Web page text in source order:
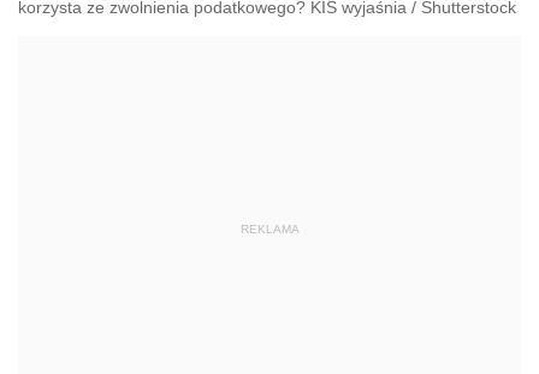
korzysta ze zwolnienia podatkowego? KIS wyjaśnia / Shutterstock